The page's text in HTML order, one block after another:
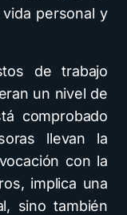
personal y
de trabajo
un nivel de
comprobado
llevan la
con la
implica una
sino también